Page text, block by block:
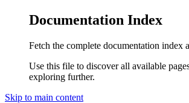
Documentation Index
Fetch the complete documentation index
Use this file to discover all available
exploring further.
Skip to main content